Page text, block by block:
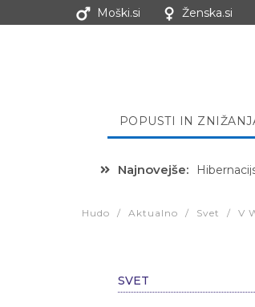
Moški.si Ženska.si
POPUSTI IN
Najnovejše:
Hudo / Aktualno / Svet / V
SVET